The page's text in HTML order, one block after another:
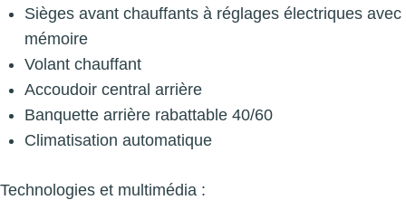
Sièges avant chauffants à réglages électriques avec
mémoire
Volant chauffant
Accoudoir central arrière
Banquette arrière rabattable 40/60
Climatisation automatique
Technologies et multimédia :